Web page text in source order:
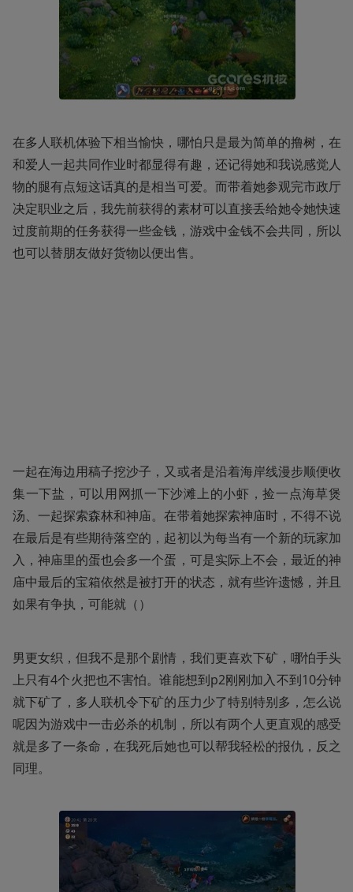
在多人联机体验下相当愉快，哪怕只是最为简单的撸树，在
和爱人一起共同作业时都显得有趣，还记得她和我说感觉人
物的腿有点短这话真的是相当可爱。而带着她参观完市政厅
决定职业之后，我先前获得的素材可以直接丢给她令她快速
过度前期的任务获得一些金钱，游戏中金钱不会共同，所以
也可以替朋友做好货物以便出售。
一起在海边用稿子挖沙子，又或者是沿着海岸线漫步顺便收
集一下盐，可以用网抓一下沙滩上的小虾，捡一点海草煲
汤、一起探索森林和神庙。在带着她探索神庙时，不得不说
在最后是有些期待落空的，起初以为每当有一个新的玩家加
入，神庙里的蛋也会多一个蛋，可是实际上不会，最近的神
庙中最后的宝箱依然是被打开的状态，就有些许遗憾，并且
如果有争执，可能就（）
男更女织，但我不是那个剧情，我们更喜欢下矿，哪怕手头
上只有4个火把也不害怕。谁能想到p2刚刚加入不到10分钟
就下矿了，多人联机令下矿的压力少了特别特别多，怎么说
呢因为游戏中一击必杀的机制，所以有两个人更直观的感受
就是多了一条命，在我死后她也可以帮我轻松的报仇，反之
同理。